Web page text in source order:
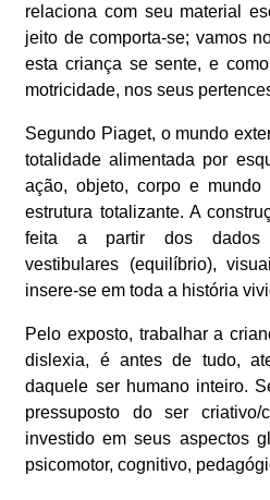
relaciona com seu material
jeito de comporta-se; vamos
esta criança se sente, e
motricidade, nos seus
Segundo Piaget, o mundo
totalidade alimentada por
ação, objeto, corpo e mundo
estrutura totalizante. A
feita a partir dos dados
vestibulares (equilíbrio),
insere-se em toda a história
Pelo exposto, trabalhar a
dislexia, é antes de tudo,
daquele ser humano inteiro.
pressuposto do ser
investido em seus aspectos
psicomotor, cognitivo,